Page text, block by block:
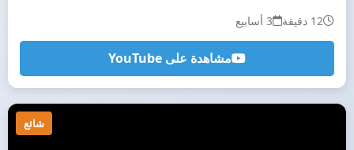
12 دقيقة
3 أسابيع
مشاهدة على YouTube
شائع